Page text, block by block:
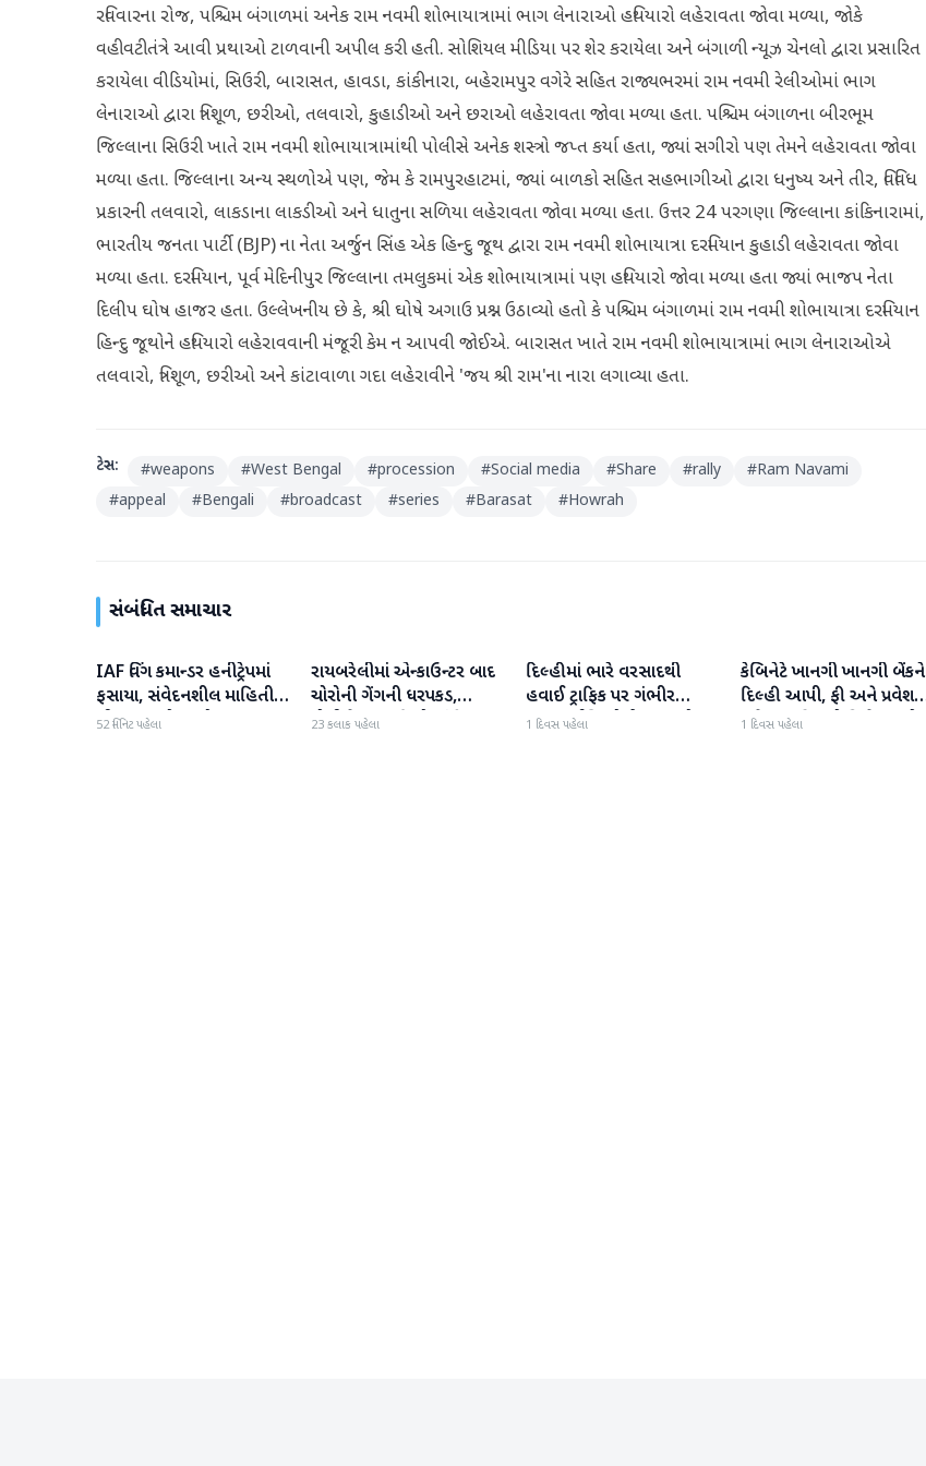
રવિવારના રોજ, પશ્ચિમ બંગાળમાં અનેક રામ નવમી શોભાયાત્રામાં ભાગ લેનારાઓ હથિયારો લહેરાવતા જોવા મળ્યા, જોકે
વહીવટીતંત્રે આવી પ્રથાઓ ટાળવાની અપીલ કરી હતી. સોશિયલ મીડિયા પર શેર કરાયેલા અને બંગાળી ન્યૂઝ ચેનલો દ્વારા પ્રસારિત
કરાયેલા વીડિયોમાં, સિઉરી, બારાસત, હાવડા, કાંકીનારા, બહેરામપુર વગેરે સહિત રાજ્યભરમાં રામ નવમી રેલીઓમાં ભાગ
લેનારાઓ દ્વારા ત્રિશૂળ, છરીઓ, તલવારો, કુહાડીઓ અને છરાઓ લહેરાવતા જોવા મળ્યા હતા. પશ્ચિમ બંગાળના બીરભૂમ
જિલ્લાના સિઉરી ખાતે રામ નવમી શોભાયાત્રામાંથી પોલીસે અનેક શસ્ત્રો જપ્ત કર્યા હતા, જ્યાં સગીરો પણ તેમને લહેરાવતા જોવા
મળ્યા હતા. જિલ્લાના અન્ય સ્થળોએ પણ, જેમ કે રામપુરહાટમાં, જ્યાં બાળકો સહિત સહભાગીઓ દ્વારા ધનુષ્ય અને તીર, વિવિધ
પ્રકારની તલવારો, લાકડાના લાકડીઓ અને ધાતુના સળિયા લહેરાવતા જોવા મળ્યા હતા. ઉત્તર 24 પરગણા જિલ્લાના કાંકિનારામાં,
ભારતીય જનતા પાર્ટી (BJP) ના નેતા અર્જુન સિંહ એક હિન્દુ જૂથ દ્વારા રામ નવમી શોભાયાત્રા દરમિયાન કુહાડી લહેરાવતા જોવા
મળ્યા હતા. દરમિયાન, પૂર્વ મેદિનીપુર જિલ્લાના તમલુકમાં એક શોભાયાત્રામાં પણ હથિયારો જોવા મળ્યા હતા જ્યાં ભાજપ નેતા
દિલીપ ઘોષ હાજર હતા. ઉલ્લેખનીય છે કે, શ્રી ઘોષે અગાઉ પ્રશ્ન ઉઠાવ્યો હતો કે પશ્ચિમ બંગાળમાં રામ નવમી શોભાયાત્રા દરમિયાન
હિન્દુ જૂથોને હથિયારો લહેરાવવાની મંજૂરી કેમ ન આપવી જોઈએ. બારાસત ખાતે રામ નવમી શોભાયાત્રામાં ભાગ લેનારાઓએ
તલવારો, ત્રિશૂળ, છરીઓ અને કાંટાવાળા ગદા લહેરાવીને 'જય શ્રી રામ'ના નારા લગાવ્યા હતા.
ટેગ્સ: #weapons #West Bengal #procession #Social media #Share #rally #Ram Navami
#appeal #Bengali #broadcast #series #Barasat #Howrah
સંબંધિત સમાચાર
રાષ્ટ્રીય
IAF વિંગ કમાન્ડર હનીટ્રેપમાં
ફસાયા, સંવેદનશીલ માહિતી
લીક કરવાનો આરોપ
52 મિનિટ પહેલા
રાષ્ટ્રીય
રાયબરેલીમાં એન્કાઉન્ટર બાદ
ચોરોની ગેંગની ધરપકડ,
પોલીસે 12.4 કિલો ચાંદીના
23 કલાક પહેલા
રાષ્ટ્રીય
દિલ્હીમાં ભારે વરસાદથી
હવાઈ ટ્રાફિક પર ગંભીર
અસર; ઈન્ડિગોએ મુસાફરો
1 દિવસ પહેલા
રાષ્ટ્રીય
કેબિનેટે ખાનગી ખાનગી બેંકને
દિલ્હી આપી, ફી અને પ્રવેશ
માટે નવા નિયમો વિશે જાણો
1 દિવસ પહેલા